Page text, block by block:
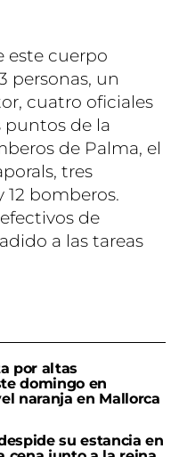
este cuerpo
personas, un
cuatro oficiales
puntos de la
de Palma, el
tres
bomberos.
de
a las tareas
por altas
domingo en
naranja en Mallorca
su estancia en